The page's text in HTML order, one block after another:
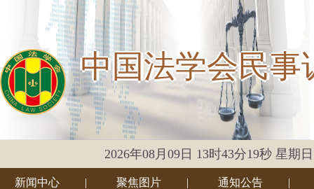
中国法学会民事
2026年08月09日 13时43分19秒 星期日
新闻中心 | 聚焦图片 | 通知公告 |